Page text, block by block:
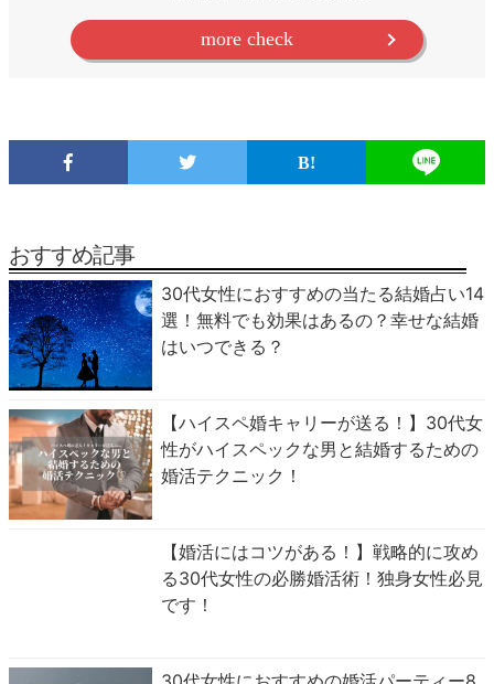
more check
おすすめ記事
30代女性におすすめの当たる結婚占い14
選！無料でも効果はあるの？幸せな結婚
はいつできる？
【ハイスペ婚キャリーが送る！】30代女
性がハイスペックな男と結婚するための
婚活テクニック！
【婚活にはコツがある！】戦略的に攻め
る30代女性の必勝婚活術！独身女性必見
です！